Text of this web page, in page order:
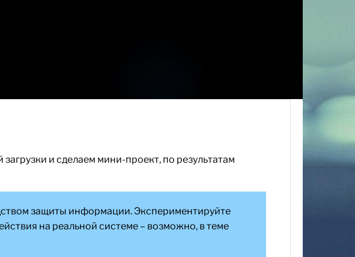
и сделаем мини-проект, по результатам
защиты информации. Экспериментируйте
на реальной системе – возможно, в теме